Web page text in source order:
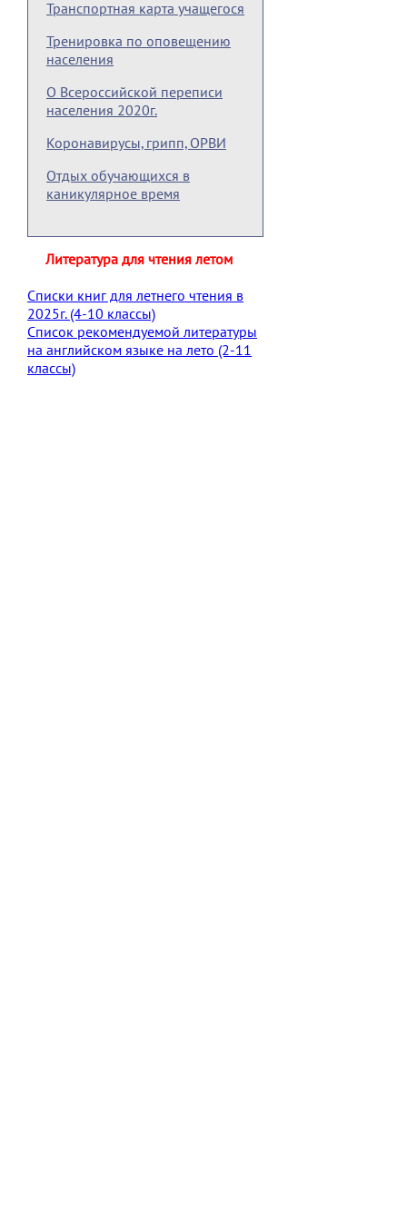
Транспортная карта учащегося
Тренировка по оповещению
населения
О Всероссийской переписи
населения 2020г.
Коронавирусы, грипп, ОРВИ
Отдых обучающихся в
каникулярное время
Литература для чтения летом
Списки книг для летнего чтения в
2025г. (4-10 классы)
Список рекомендуемой литературы
на английском языке на лето (2-11
классы)